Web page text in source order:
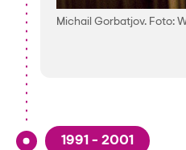
Michail Gorbatjov. Foto:
1991 - 2001